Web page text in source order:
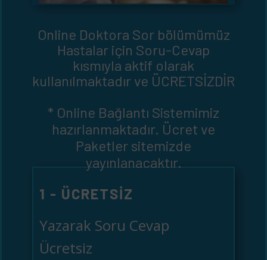
1 - ÜCRETSIZ
Yazarak Soru Cevap
Ücretsiz
Online Doktora Sor bölümümüz
Hastalar için Soru-Cevap
kısmıyla aktif olarak
kullanılmaktadır ve ÜCRETSİZDİR
* Online Bağlantı Sistemimiz
hazırlanmaktadır. Ücret ve
Paketler sitemizde
yayınlanacaktır.